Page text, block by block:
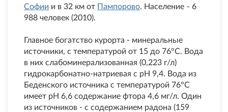
Софии и в 32 км от Пампорово. Население – 6
988 человек (2010).
Главное богатство курорта - минеральные
источники, с температурой от 15 до 76°С. Вода
в них слабоминерализованная (0,223 г/л)
гидрокарбонатно-натриевая с рН 9,4. Вода из
Беденского источника с температурой 76°С
имеет рН 6,6 содержание фтора 4,6 мг/л. Один
из источников - с содержанием радона (159